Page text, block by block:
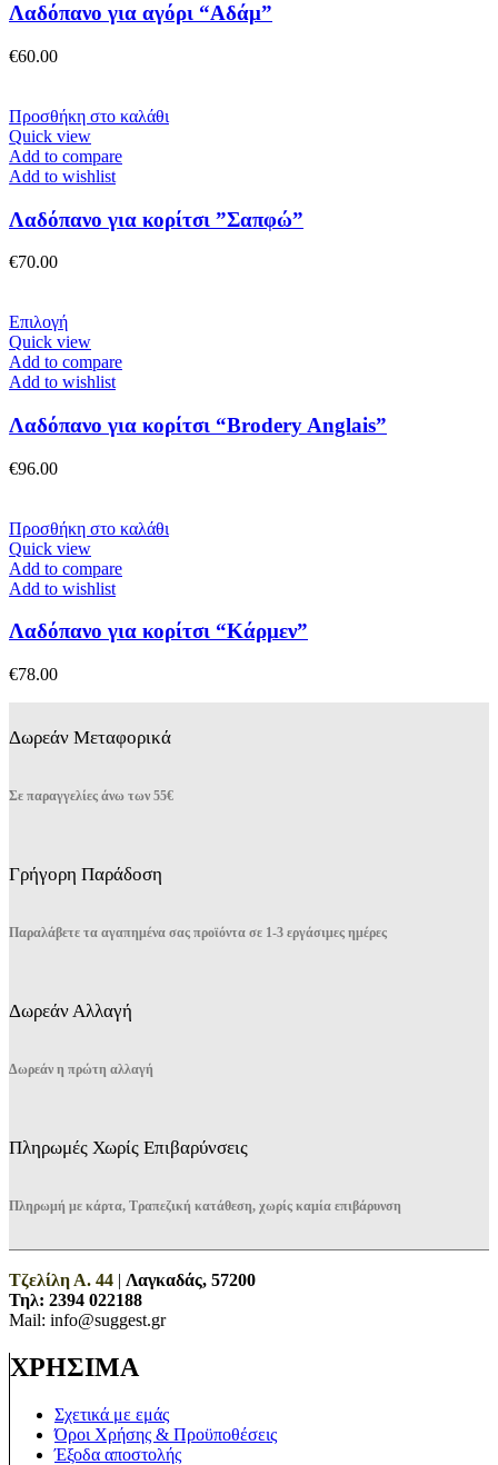
Λαδόπανο για αγόρι “Αδάμ”
€60.00
Προσθήκη στο καλάθι
Quick view
Add to compare
Add to wishlist
Λαδόπανο για κορίτσι ”Σαπφώ”
€70.00
ΕπιλογήΑυτό
το
προϊόν
έχει
παραλλαγές.
Οι
επιλεγούν
στη
σελίδα
του
προϊόντος
Quick view
Add to compare
Add to wishlist
Λαδόπανο για κορίτσι “Brodery Anglais”
€96.00
Προσθήκη στο καλάθι
Quick view
Add to compare
Add to wishlist
Λαδόπανο για κορίτσι “Κάρμεν”
€78.00
Δωρεάν Μεταφορικά
Σε παραγγελίες άνω των 55€
Γρήγορη Παράδοση
Παραλάβετε τα αγαπημένα σας προϊόντα σε 1-3 εργάσιμες ημέρες
Δωρεάν Αλλαγή
Δωρεάν η πρώτη αλλαγή
Πληρωμές Χωρίς Επιβαρύνσεις
Πληρωμή με κάρτα, Τραπεζική κατάθεση, χωρίς καμία επιβάρυνση
Τζελίλη Α. 44 | Λαγκαδάς, 57200
Τηλ: 2394 022188
Mail: info@suggest.gr
ΧΡΗΣΙΜΑ
Σχετικά με εμάς
Όροι Χρήσης & Προϋποθέσεις
Έξοδα αποστολής